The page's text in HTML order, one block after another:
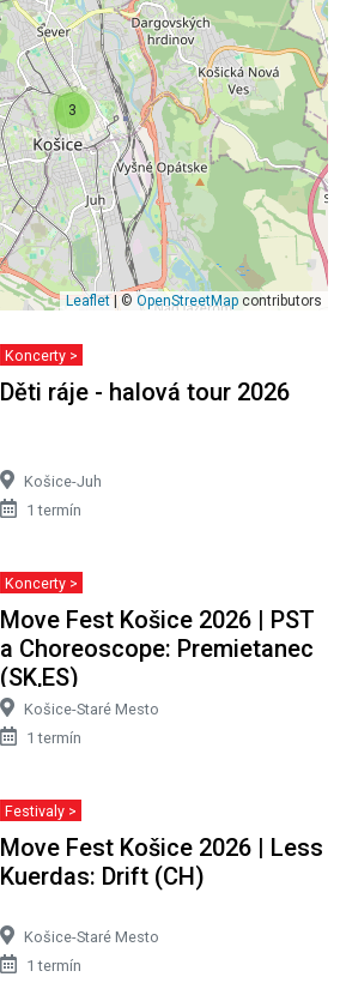
3
Leaflet| © OpenStreetMap contributors
Koncerty >
Děti ráje - halová tour 2026
Košice-Juh
1 termín
Koncerty >
Move Fest Košice 2026 | PST
a Choreoscope: Premietanec
(SK,ES)
Košice-Staré Mesto
1 termín
Festivaly >
Move Fest Košice 2026 | Less
Kuerdas: Drift (CH)
Košice-Staré Mesto
1 termín